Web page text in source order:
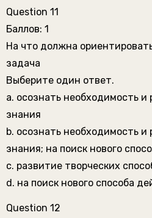
Question 11
Баллов: 1
На что должна
задача
Выберите один ответ.
a. осознать необходимость и
знания
b. осознать необходимость и
знания; на поиск нового
c. развитие творческих
d. на поиск нового способа
Question 12